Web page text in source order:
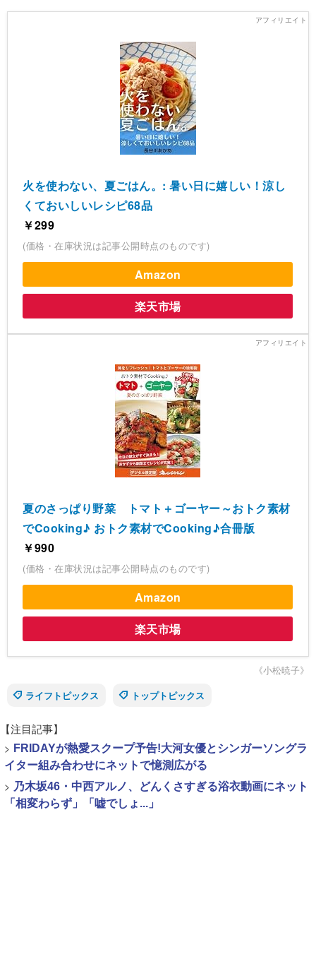
火を使わない、夏ごはん。: 暑い日に嬉しい！涼し
くておいしいレシピ68品
￥299
(価格・在庫状況は記事公開時点のものです)
Amazon
楽天市場
夏のさっぱり野菜 トマト＋ゴーヤー～おトク素材
でCooking♪ おトク素材でCooking♪合冊版
￥990
(価格・在庫状況は記事公開時点のものです)
Amazon
楽天市場
《小松暁子》
ライフトピックス
トップトピックス
【注目記事】
> FRIDAYが熱愛スクープ予告!大河女優とシンガーソングラ
イター組み合わせにネットで憶測広がる
> 乃木坂46・中西アルノ、どんくさすぎる浴衣動画にネット
「相変わらず」「嘘でしょ...」